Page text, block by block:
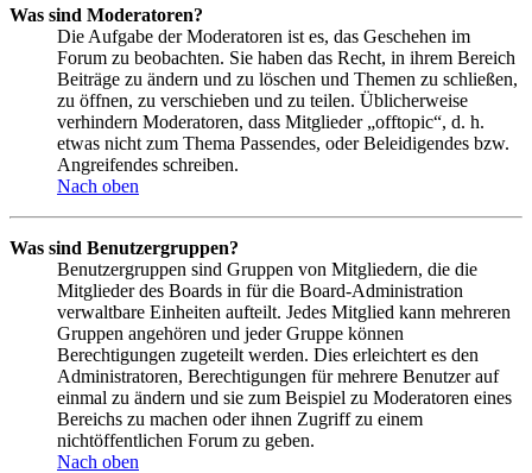
Was sind Moderatoren?
Die Aufgabe der Moderatoren ist es, das Geschehen im
Forum zu beobachten. Sie haben das Recht, in ihrem Bereich
Beiträge zu ändern und zu löschen und Themen zu schließen,
zu öffnen, zu verschieben und zu teilen. Üblicherweise
verhindern Moderatoren, dass Mitglieder „offtopic“, d. h.
etwas nicht zum Thema Passendes, oder Beleidigendes bzw.
Angreifendes schreiben.
Nach oben
Was sind Benutzergruppen?
Benutzergruppen sind Gruppen von Mitgliedern, die die
Mitglieder des Boards in für die Board-Administration
verwaltbare Einheiten aufteilt. Jedes Mitglied kann mehreren
Gruppen angehören und jeder Gruppe können
Berechtigungen zugeteilt werden. Dies erleichtert es den
Administratoren, Berechtigungen für mehrere Benutzer auf
einmal zu ändern und sie zum Beispiel zu Moderatoren eines
Bereichs zu machen oder ihnen Zugriff zu einem
nichtöffentlichen Forum zu geben.
Nach oben